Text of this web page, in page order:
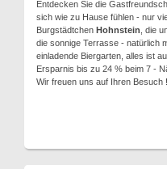
Entdecken Sie die
sich wie zu Hause fühlen - nur
Burgstädtchen Hohnstein , die
die sonnige Terrasse - natürlich
einladende Biergarten, alles ist
Ersparnis bis zu 24 % beim 7 -
Wir freuen uns auf Ihren Besuch !